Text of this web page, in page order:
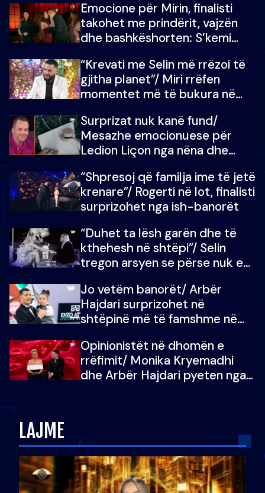
çmimin e madh
Emocione për Mirin, finalisti
takohet me prindërit, vajzën
dhe bashkëshorten: S’kemi
“Krevati me Selin më rrëzoi të
gjitha planet”/ Miri rrëfen
momentet më të bukura në
mungojë zilja e mëngjesit kur…
Surprizat nuk kanë fund/
Mesazhe emocionuese për
Ledion Liçon nga nëna dhe
mban dot lotët: Nuk meritoj…
“Shpresoj që familja ime të jetë
krenare”/ Rogerti në lot, finalisti
surprizohet nga ish-banorët
“Duhet ta lësh garën dhe të
kthehesh në shtëpi”/ Selin
tregon arsyen se përse nuk e
çoja luftën time deri në fund
Jo vetëm banorët/ Arbër
Hajdari surprizohet në
shtëpinë më të famshme në
vajzën e tij
Opinionistët në dhomën e
rrëfimit/ Monika Kryemadhi
dhe Arbër Hajdari pyeten nga
LAJME